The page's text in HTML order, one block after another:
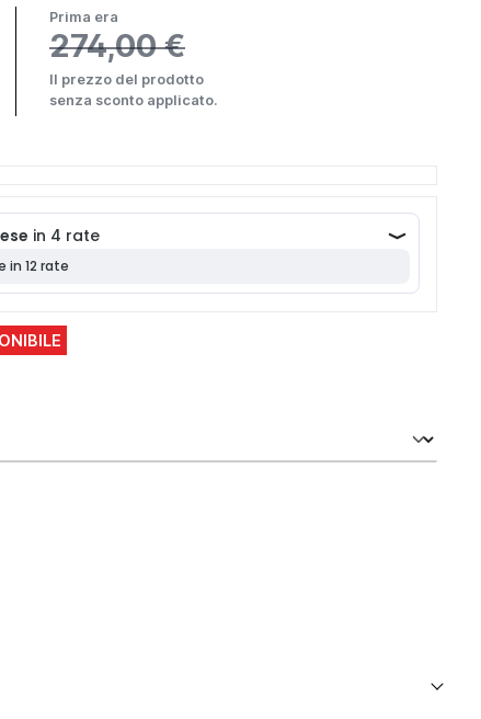
Prima era
274,00 €
Il prezzo del prodotto
senza sconto applicato.